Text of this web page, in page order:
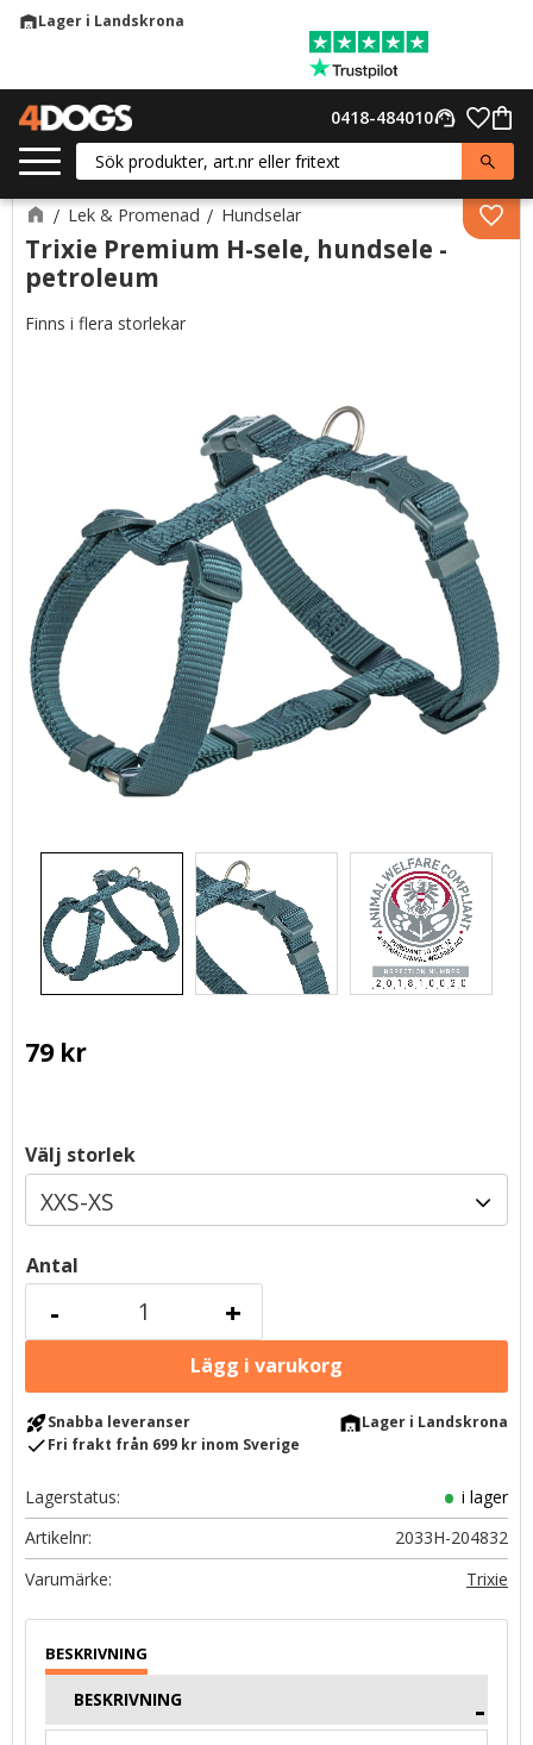
warehouseLager i Landskrona
support_agent
0418-484010
Lek & Promenad Hundselar
Trixie Premium H-sele, hundsele -
petroleum
Finns i flera storlekar
79kr
Välj storlek
Antal
+
-
rocket_launchSnabba leveranser warehouseLager i Landskrona
checkFri frakt från 699 kr inom Sverige
Lagerstatus
i lager
Artikelnr
2033H-204832
Trixie
BESKRIVNING